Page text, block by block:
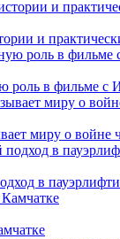
и
роль в фильме с
миру о войне
в